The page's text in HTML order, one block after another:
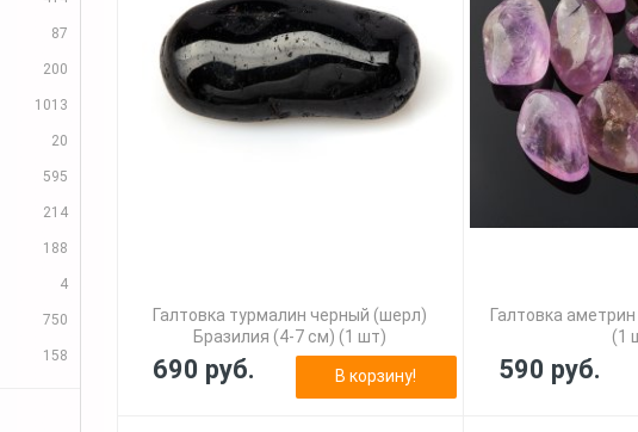
87
200
1013
20
595
214
188
4
750
158
Галтовка турмалин черный (шерл)
Бразилия (4-7 см) (1 шт)
690 руб. В корзину!
Галтовка
(1
590 руб.